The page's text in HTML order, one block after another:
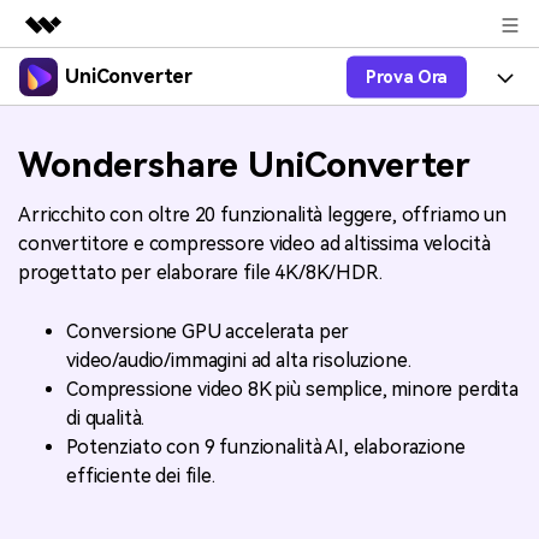
Prodotti in evidenza
Utilità
Soluzione
Supporto
UniConverter Prova Ora
UniConverter per Windows
AniSmall-Video Compressor
AniSmall per Desktop
AniSmall per iOS
Video/Audio
Altri Strumenti
Guida
DVD Utenti
Comprimere
Convertire MP4
Supporto
Centro di Supporto
Tutte le informazioni di cui hai bisogno per aiutarti a
utilizzare UniConverter.
Aggiorna alla 17
Wondershare UniConverter
Arricchito con oltre 20 funzionalità leggere, offriamo un
convertitore e compressore video ad altissima velocità
progettato per elaborare file 4K/8K/HDR.
Conversione GPU accelerata per
video/audio/immagini ad alta risoluzione.
Compressione video 8K più semplice, minore perdita
di qualità.
Potenziato con 9 funzionalità AI, elaborazione
efficiente dei file.